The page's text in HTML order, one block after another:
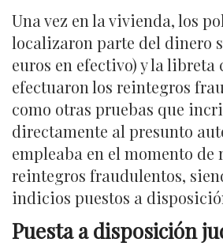
Una vez en la vivienda, los
localizaron parte del dinero
euros en efectivo) y la libreta
efectuaron los reintegros
como otras pruebas que
directamente al presunto
empleaba en el momento de
reintegros fraudulentos,
indicios puestos a
Puesta a disposición